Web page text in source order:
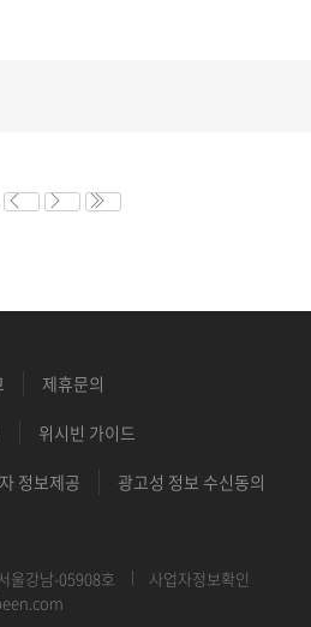
제휴문의
위시빈 가이드
정보제공 광고성 정보 수신동의
울강남-05908호
사업자정보확인